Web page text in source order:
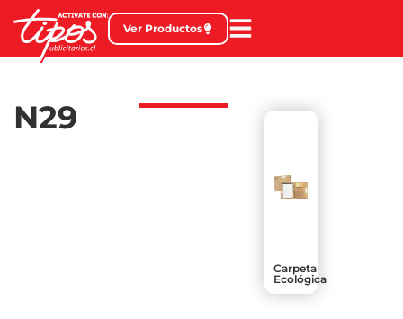
Ver Productos
N29
Carpeta
Ecológica